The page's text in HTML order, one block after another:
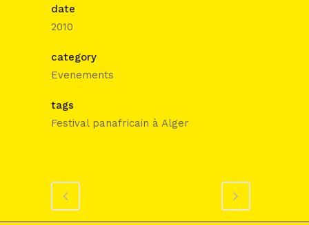
date
2010
category
Evenements
tags
Festival panafricain à Alger